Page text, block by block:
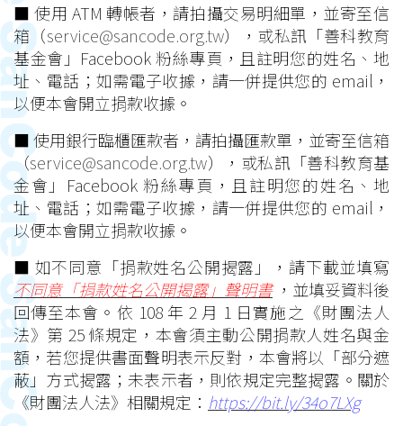
■ 使用 ATM 轉帳者，請拍攝交易明細單，並寄至信
箱（service@sancode.org.tw），或私訊「善科教育
基金會」Facebook 粉絲專頁，且註明您的姓名、地
址、電話；如需電子收據，請一併提供您的 email，
以便本會開立捐款收據。
■ 使用銀行臨櫃匯款者，請拍攝匯款單，並寄至信箱
（service@sancode.org.tw），或私訊「善科教育基
金會」Facebook 粉絲專頁，且註明您的姓名、地
址、電話；如需電子收據，請一併提供您的 email，
以便本會開立捐款收據。
■ 如不同意「捐款姓名公開揭露」，請下載並填寫
不同意「捐款姓名公開揭露」聲明書 ，並填妥資料後
回傳至本會。依 108 年 2 月 1 日實施之《財團法人
法》第 25 條規定，本會須主動公開捐款人姓名與金
額，若您提供書面聲明表示反對，本會將以「部分遮
蔽」方式揭露；未表示者，則依規定完整揭露。關於
《財團法人法》相關規定： https://bit.ly/34o7LXg